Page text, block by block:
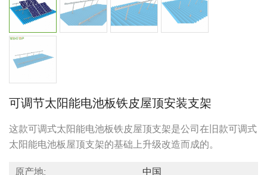
可调节太阳能电池板铁皮屋顶安装支架
这款可调式太阳能电池板铁皮屋顶支架是公司在旧款可调式
太阳能电池板屋顶支架的基础上升级改造而成的。
原产地: 中国